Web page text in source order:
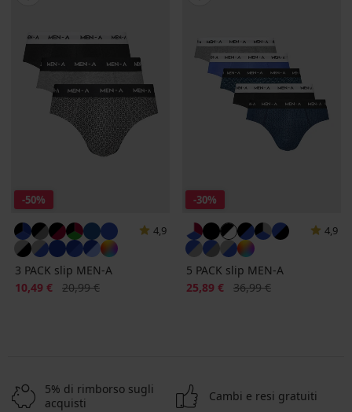
-50%
4,9
3 PACK slip MEN-A
Sconto
10,49 € Prezzo originale
20,99 €
-30%
4,9
5 PACK slip MEN-A
Sconto
25,89 € Prezzo originale
36,99 €
5% di rimborso sugli
acquisti
Cambi e resi gratuiti